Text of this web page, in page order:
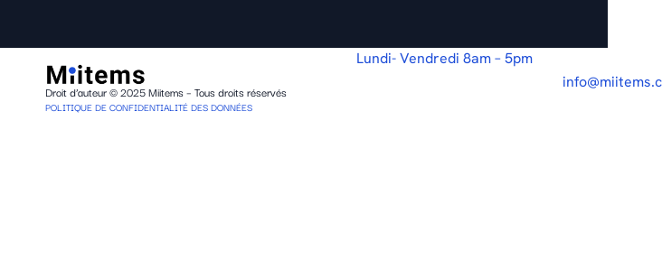
Droit d’auteur © 2025 Miitems – Tous droits réservés
POLITIQUE DE CONFIDENTIALITÉ DES DONNÉES
Lundi- Vendredi 8am – 5pm